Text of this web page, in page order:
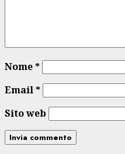
Nome*
Email*
Sito web